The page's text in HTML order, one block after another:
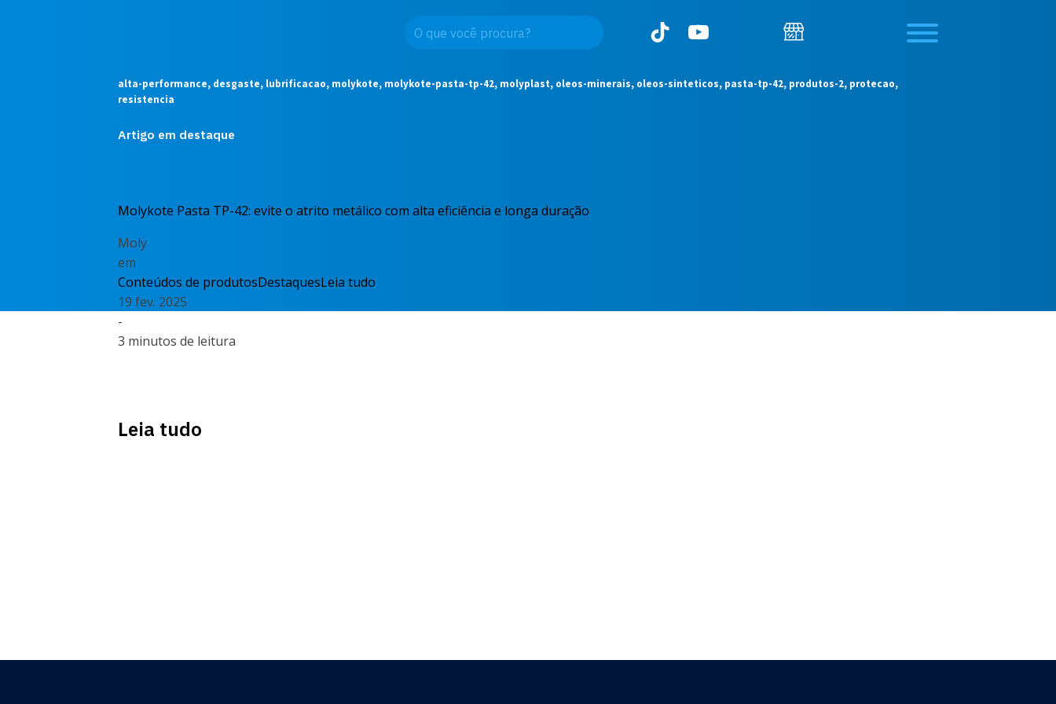
alta-performance, desgaste, lubrificacao, molykote, molykote-pasta-tp-42, molyplast, oleos-minerais, oleos-sinteticos, pasta-tp-42, produtos-2, protecao,
resistencia
Artigo em destaque
Molykote Pasta TP-42: evite o atrito metálico com alta eficiência e longa duração
Moly
em
Conteúdos de produtosDestaquesLeia tudo
19 fev. 2025
-
3 minutos de leitura
Leia tudo